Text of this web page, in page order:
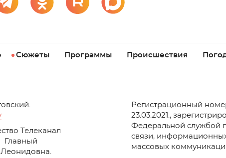
Сюжеты Программы Происшествия
Телеканал
Регистрационный
23.03.2021.,
Федеральной службой
связи,
массовых